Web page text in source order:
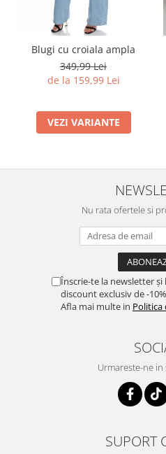
Blugi cu croiala ampla
349,99 Lei
de la 159,99 Lei
VEZI VARIANTE
Nu rata ofertele si
Înscrie-te la newsletter
discount exclusiv de -
Afla mai multe in
Urmareste-ne in
SUPORT